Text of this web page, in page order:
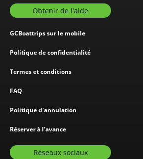
Obtenir de l'aide
GCBoattrips sur le mobile
Politique de confidentialité
Termes et conditions
FAQ
Politique d'annulation
Réserver à l'avance
Réseaux sociaux